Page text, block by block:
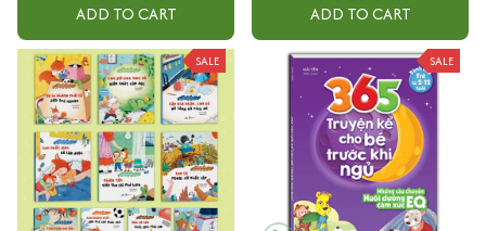
ADD TO CART ADD TO CART
SALE SALE